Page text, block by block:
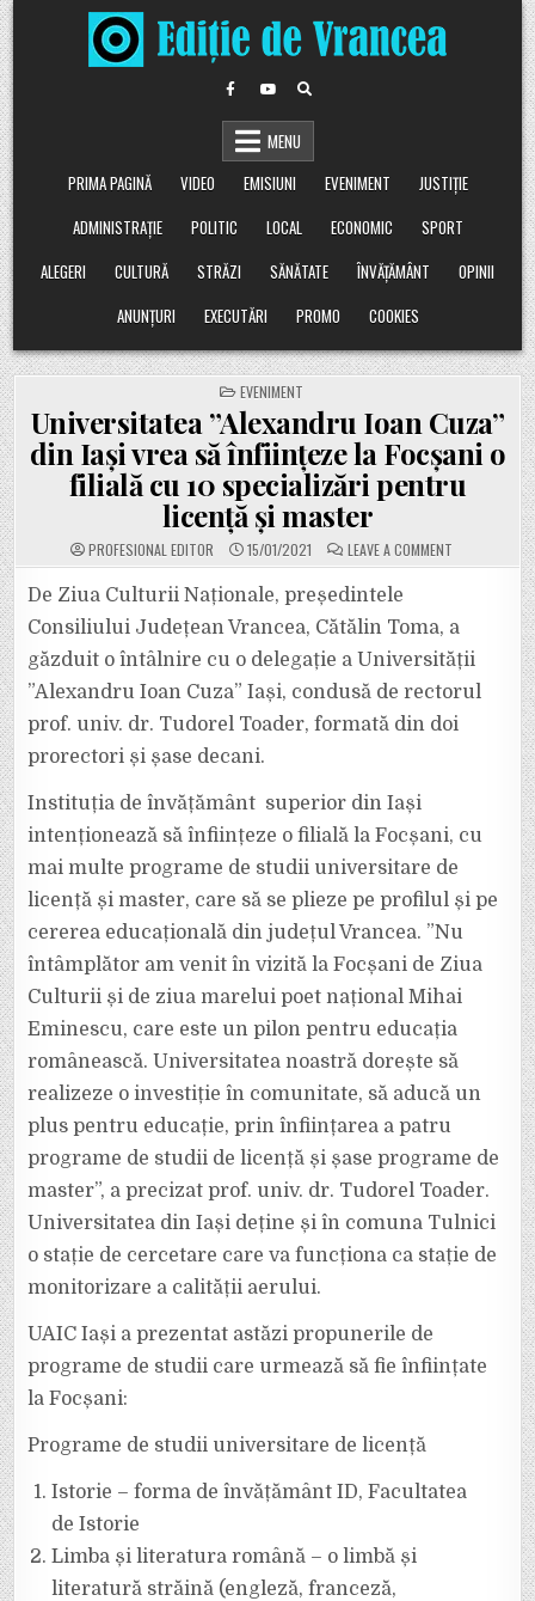
Skip
to
content
MENU
PRIMA PAGINĂ
VIDEO EMISIUNI EVENIMENT
JUSTIȚIE
ADMINISTRAȚIE
POLITIC LOCAL ECONOMIC
SPORT
ALEGERI
CULTURĂ STRĂZI SĂNĂTATE ÎNVĂȚĂMÂNT
OPINII
ANUNȚURI
EXECUTĂRI PROMO COOKIES
POSTED
IN
EVENIMENT
Universitatea ”Alexandru Ioan Cuza”
din Iași vrea să înființeze la Focșani o
filială cu 10 specializări pentru
licență și master
PROFESIONAL EDITOR 15/01/2021 LEAVE A COMMENT
DIN
IAȘI
VREA
SĂ
ÎNFIINȚEZE
LA
O
FILIALĂ
SPECIALIZĂRI
MASTER
De Ziua Culturii Naționale, președintele
Consiliului Județean Vrancea, Cătălin Toma, a
găzduit o întâlnire cu o delegație a Universității
”Alexandru Ioan Cuza” Iași, condusă de rectorul
prof. univ. dr. Tudorel Toader, formată din doi
prorectori și șase decani.
Instituția de învățământ superior din Iași
intenționează să înființeze o filială la Focșani, cu
mai multe programe de studii universitare de
licență și master, care să se plieze pe profilul și pe
cererea educațională din județul Vrancea. ”Nu
întâmplător am venit în vizită la Focșani de Ziua
Culturii și de ziua marelui poet național Mihai
Eminescu, care este un pilon pentru educația
românească. Universitatea noastră dorește să
realizeze o investiție în comunitate, să aducă un
plus pentru educație, prin înființarea a patru
programe de studii de licență și șase programe de
master”, a precizat prof. univ. dr. Tudorel Toader.
Universitatea din Iași deține și în comuna Tulnici
o stație de cercetare care va funcționa ca stație de
monitorizare a calității aerului.
UAIC Iași a prezentat astăzi propunerile de
programe de studii care urmează să fie înființate
la Focșani:
Programe de studii universitare de licență
Istorie – forma de învățământ ID, Facultatea
de Istorie
Limba și literatura română – o limbă și
literatură străină (engleză, franceză,